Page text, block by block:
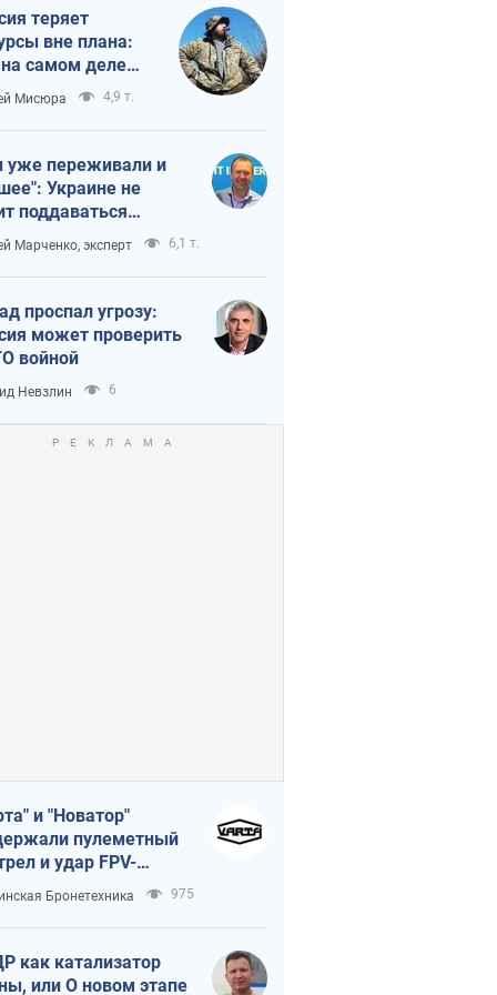
теряет
вне плана:
на самом деле
темп войны
Мисюра 4,9 т.
переживали и
Украине не
поддаваться
из-за
террора
Марченко, эксперт 6,1 т.
проспал угрозу:
может проверить
войной
Невзлин 6
и "Новатор"
пулеметный
и удар FPV-
сохранив жизнь
ВСУ
Бронетехника 975
как катализатор
или О новом этапе